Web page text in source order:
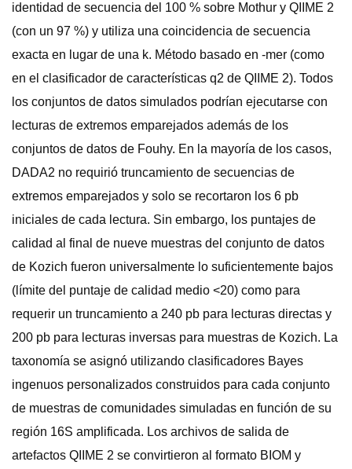
identidad de secuencia del 100 % sobre Mothur y QIIME 2
(con un 97 %) y utiliza una coincidencia de secuencia
exacta en lugar de una k. Método basado en -mer (como
en el clasificador de características q2 de QIIME 2). Todos
los conjuntos de datos simulados podrían ejecutarse con
lecturas de extremos emparejados además de los
conjuntos de datos de Fouhy. En la mayoría de los casos,
DADA2 no requirió truncamiento de secuencias de
extremos emparejados y solo se recortaron los 6 pb
iniciales de cada lectura. Sin embargo, los puntajes de
calidad al final de nueve muestras del conjunto de datos
de Kozich fueron universalmente lo suficientemente bajos
(límite del puntaje de calidad medio <20) como para
requerir un truncamiento a 240 pb para lecturas directas y
200 pb para lecturas inversas para muestras de Kozich. La
taxonomía se asignó utilizando clasificadores Bayes
ingenuos personalizados construidos para cada conjunto
de muestras de comunidades simuladas en función de su
región 16S amplificada. Los archivos de salida de
artefactos QIIME 2 se convirtieron al formato BIOM y